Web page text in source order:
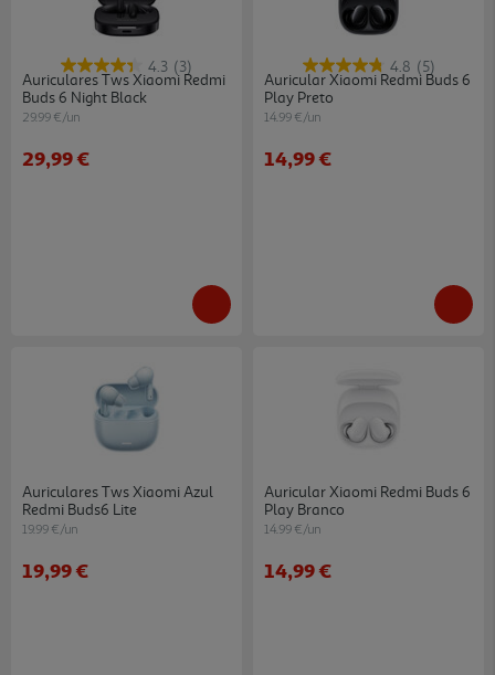
4.3 (3)
Auriculares Tws Xiaomi Redmi
Buds 6 Night Black
29.99 €/un
29,99 €
4.8 (5)
Auricular Xiaomi Redmi Buds 6
Play Preto
14.99 €/un
14,99 €
Auriculares Tws Xiaomi Azul
Redmi Buds6 Lite
19.99 €/un
19,99 €
Auricular Xiaomi Redmi Buds 6
Play Branco
14.99 €/un
14,99 €